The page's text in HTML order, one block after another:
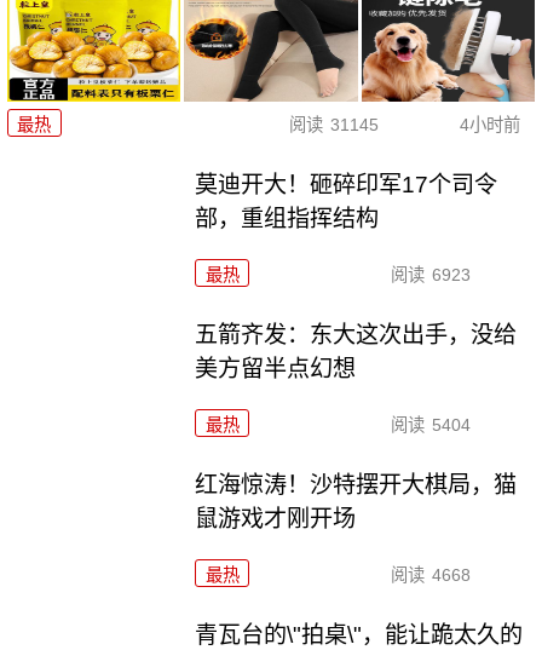
最热 阅读 31145 4小时前
莫迪开大！砸碎印军17个司令
部，重组指挥结构
最热 阅读 6923
五箭齐发：东大这次出手，没给
美方留半点幻想
最热 阅读 5404
红海惊涛！沙特摆开大棋局，猫
鼠游戏才刚开场
最热 阅读 4668
青瓦台的\"拍桌\"，能让跪太久的